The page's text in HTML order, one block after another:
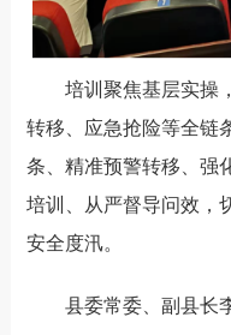
培训聚焦基层实操
转移、应急抢险等全链
条、精准预警转移、强
培训、从严督导问效，
安全度汛。
县委常委、副县长